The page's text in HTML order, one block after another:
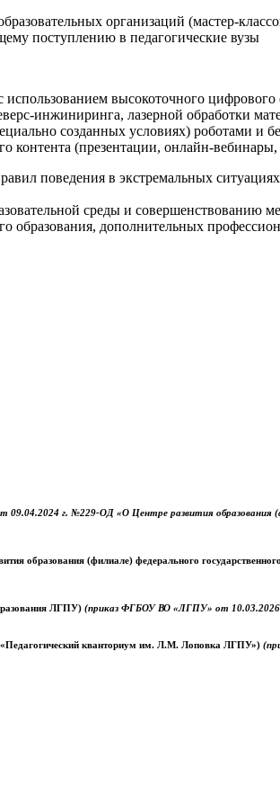
организаций (мастер-
поступлению в педагогические вузы
высокоточного цифрового
инжиниринга, лазерной обработки
созданных условиях) роботами и
контента (презентации, онлайн-
поведения в экстремальных
среды и совершенствованию
образования, дополнительных
г. №229-ОД «О Центре развития образования
образования (филиале) федерального
ЛГПУ) (приказ ФГБОУ ВО «ЛГПУ» от
кванториум им. Л.М. Лоповка ЛГПУ»)